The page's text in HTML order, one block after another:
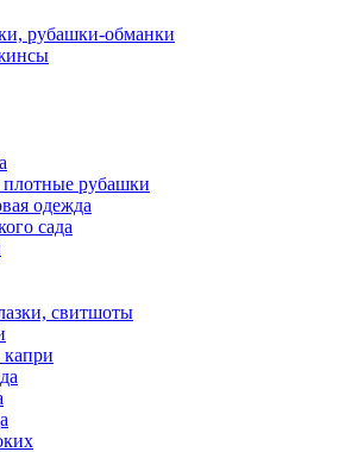
рубашки-обманки
рубашки
одежда
сада
свитшоты